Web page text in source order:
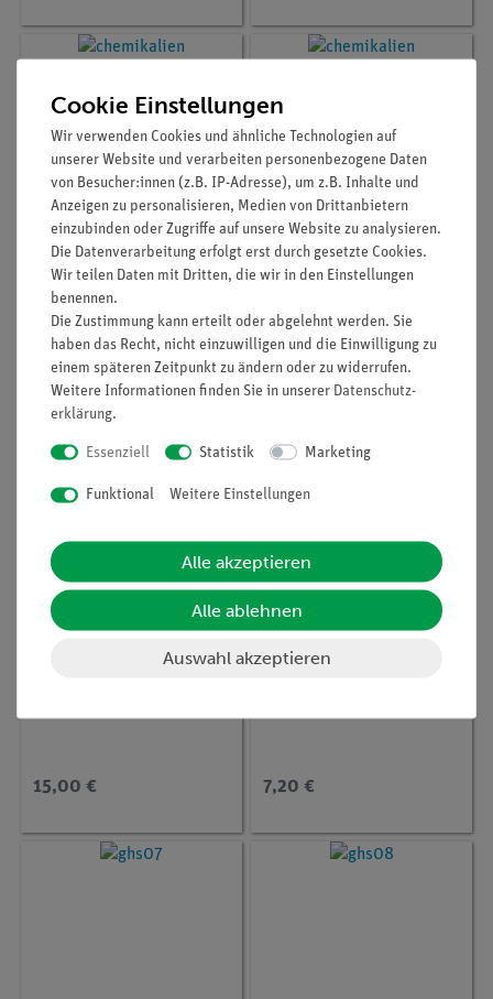
Artikel-Nr.: CHE-881236011
Orcein, 1 g
27,30 €
Artikel-Nr.:48498-04
78,00 €
15,00 €
Artikel-Nr.:
7,20 €
Cookie Einstellungen
Wir verwenden Cookies und ähnliche Technologien auf
unserer Website und verarbeiten personenbezogene Daten
von Besucher:innen (z.B. IP-Adresse), um z.B. Inhalte und
Anzeigen zu personalisieren, Medien von Drittanbietern
einzubinden oder Zugriffe auf unsere Website zu analysieren.
Die Datenverarbeitung erfolgt erst durch gesetzte Cookies.
Wir teilen Daten mit Dritten, die wir in den Einstellungen
benennen.
Die Zustimmung kann erteilt oder abgelehnt werden. Sie
haben das Recht, nicht einzuwilligen und die Einwilligung zu
einem späteren Zeitpunkt zu ändern oder zu widerrufen.
Weitere Informationen finden Sie in unserer Daten­schutz­
erklärung.
Essenziell Statistik Marketing
Funktional Weitere Einstellungen
Alle akzeptieren
Alle ablehnen
Auswahl akzeptieren